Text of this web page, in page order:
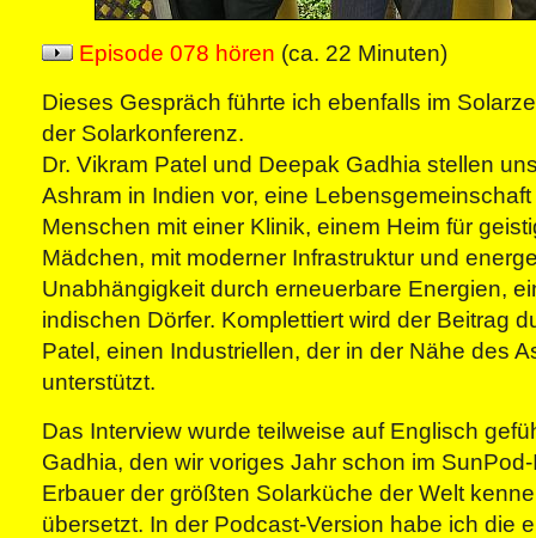
Episode 078 hören (ca. 22 Minuten)
Dieses Gespräch führte ich ebenfalls im
der Solarkonferenz.
Dr. Vikram Patel und Deepak Gadhia stellen
Ashram in Indien vor, eine
Menschen mit einer Klinik, einem Heim für
Mädchen, mit moderner Infrastruktur und
Unabhängigkeit durch erneuerbare Energien,
indischen Dörfer. Komplettiert wird der Beitrag
Patel, einen Industriellen, der in der Nähe des
unterstützt.
Das Interview wurde teilweise auf Englisch
Gadhia, den wir voriges Jahr schon im
Erbauer der größten Solarküche der Welt
übersetzt. In der Podcast-Version habe ich die